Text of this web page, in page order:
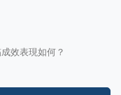
效表現如何？